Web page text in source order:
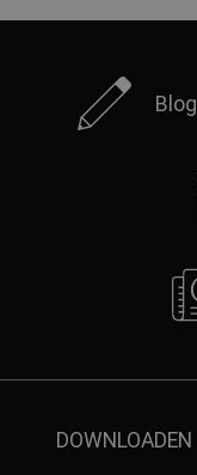
Blog
DOWNLOADEN